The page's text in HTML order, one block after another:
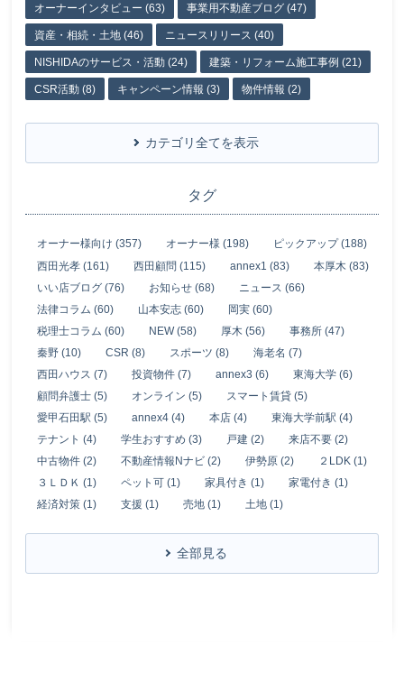
オーナーインタビュー (63) 事業用不動産ブログ (47)
資産・相続・土地 (46) ニュースリリース (40)
NISHIDAのサービス・活動 (24) 建築・リフォーム施工事例 (21)
CSR活動 (8) キャンペーン情報 (3) 物件情報 (2)
カテゴリ全てを表示
タグ
オーナー様向け (357) オーナー様 (198)
ピックアップ (188)
西田光孝 (161)
西田顧問 (115) annex1 (83)
本厚木 (83)
いい店ブログ (76)
お知らせ (68)
ニュース (66)
法律コラム (60)
山本安志 (60)
岡実 (60)
税理士コラム (60)
NEW (58) 厚木 (56)
事務所 (47)
秦野 (10)
CSR (8) スポーツ (8)
海老名 (7)
西田ハウス (7)
投資物件 (7) annex3 (6)
東海大学 (6)
顧問弁護士 (5)
オンライン (5)
スマート賃貸 (5)
愛甲石田駅 (5)
annex4 (4) 本店 (4)
東海大学前駅 (4)
テナント (4)
学生おすすめ (3) 戸建 (2)
来店不要 (2)
中古物件 (2)
不動産情報Nナビ (2) 伊勢原 (2)
２LDK (1)
３ＬＤＫ (1)
ペット可 (1) 家具付き (1)
家電付き (1)
経済対策 (1)
支援 (1) 売地 (1) 土地 (1)
全部見る